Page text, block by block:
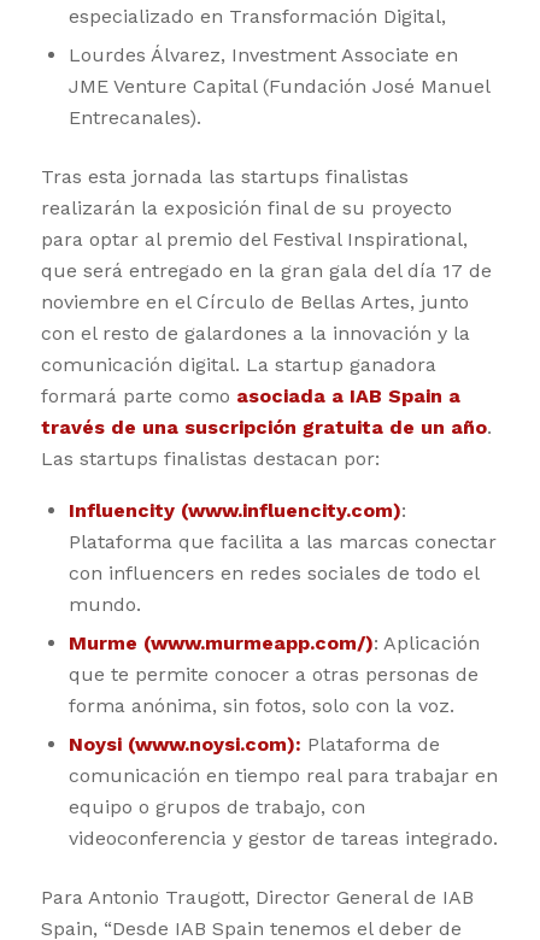
especializado en Transformación Digital,
Lourdes Álvarez, Investment Associate en
JME Venture Capital (Fundación José Manuel
Entrecanales).
Tras esta jornada las startups finalistas
realizarán la exposición final de su proyecto
para optar al premio del Festival Inspirational,
que será entregado en la gran gala del día 17 de
noviembre en el Círculo de Bellas Artes, junto
con el resto de galardones a la innovación y la
comunicación digital. La startup ganadora
formará parte como asociada a IAB Spain a
través de una suscripción gratuita de un año.
Las startups finalistas destacan por:
Influencity (www.influencity.com):
Plataforma que facilita a las marcas conectar
con influencers en redes sociales de todo el
mundo.
Murme (www.murmeapp.com/): Aplicación
que te permite conocer a otras personas de
forma anónima, sin fotos, solo con la voz.
Noysi (www.noysi.com): Plataforma de
comunicación en tiempo real para trabajar en
equipo o grupos de trabajo, con
videoconferencia y gestor de tareas integrado.
Para Antonio Traugott, Director General de IAB
Spain, “Desde IAB Spain tenemos el deber de